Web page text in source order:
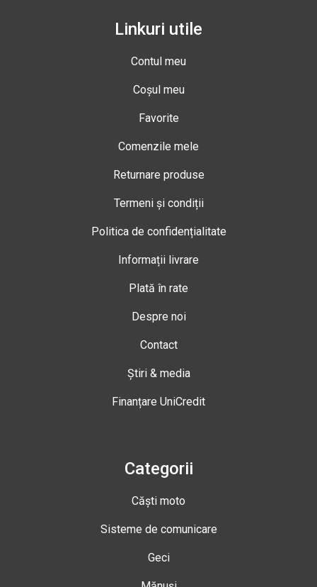
Linkuri utile
Contul meu
Coșul meu
Favorite
Comenzile mele
Returnare produse
Termeni și condiții
Politica de confidențialitate
Informații livrare
Plată în rate
Despre noi
Contact
Știri & media
Finanțare UniCredit
Categorii
Căști moto
Sisteme de comunicare
Geci